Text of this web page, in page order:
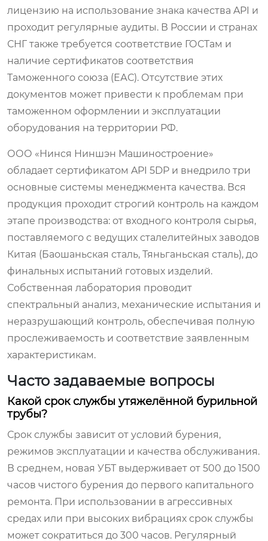
лицензию на использование знака качества API и
проходит регулярные аудиты. В России и странах
СНГ также требуется соответствие ГОСТам и
наличие сертификатов соответствия
Таможенного союза (ЕАС). Отсутствие этих
документов может привести к проблемам при
таможенном оформлении и эксплуатации
оборудования на территории РФ.
ООО «Нинся Ниншэн Машиностроение»
обладает сертификатом API 5DP и внедрило три
основные системы менеджмента качества. Вся
продукция проходит строгий контроль на каждом
этапе производства: от входного контроля сырья,
поставляемого с ведущих сталелитейных заводов
Китая (Баошаньская сталь, Тяньганьская сталь), до
финальных испытаний готовых изделий.
Собственная лаборатория проводит
спектральный анализ, механические испытания и
неразрушающий контроль, обеспечивая полную
прослеживаемость и соответствие заявленным
характеристикам.
Часто задаваемые вопросы
Какой срок службы утяжелённой бурильной
трубы?
Срок службы зависит от условий бурения,
режимов эксплуатации и качества обслуживания.
В среднем, новая УБТ выдерживает от 500 до 1500
часов чистого бурения до первого капитального
ремонта. При использовании в агрессивных
средах или при высоких вибрациях срок службы
может сократиться до 300 часов. Регулярный